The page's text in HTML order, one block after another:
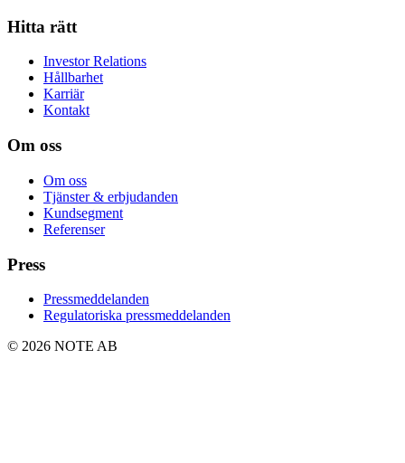
Hitta rätt
Investor Relations
Hållbarhet
Karriär
Kontakt
Om oss
Om oss
Tjänster & erbjudanden
Kundsegment
Referenser
Press
Pressmeddelanden
Regulatoriska pressmeddelanden
© 2026 NOTE AB